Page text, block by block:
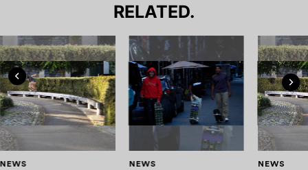
RELATED.
NEWS NEWS NEWS